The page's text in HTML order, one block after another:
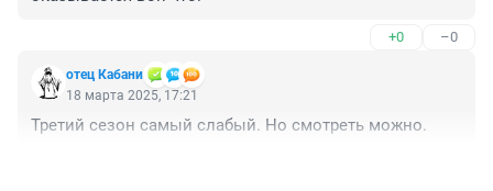
+0 –0
отец Кабани
18 марта 2025, 17:21
Третий сезон самый слабый. Но смотреть можно.